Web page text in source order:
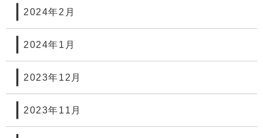
2024年2月
2024年1月
2023年12月
2023年11月